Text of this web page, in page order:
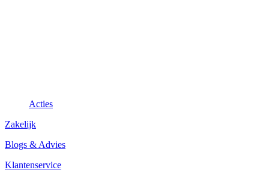
Acties
Zakelijk
Blogs & Advies
Klantenservice